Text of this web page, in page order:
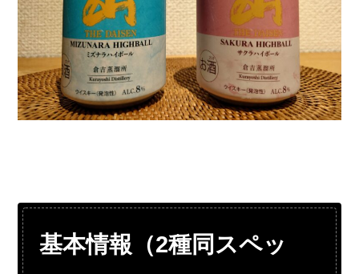
基本情報（2種同スペッ